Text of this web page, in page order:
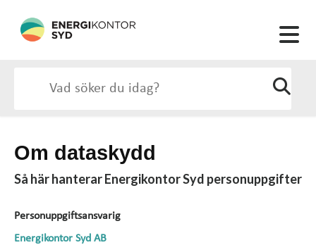
Om dataskydd
Så här hanterar Energikontor Syd personuppgifter
Personuppgiftsansvarig
Energikontor Syd AB